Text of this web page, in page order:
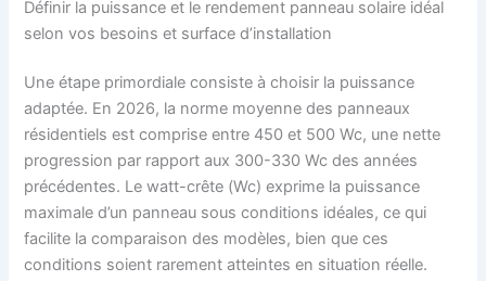
Définir la puissance et le rendement panneau solaire idéal
selon vos besoins et surface d’installation
Une étape primordiale consiste à choisir la puissance
adaptée. En 2026, la norme moyenne des panneaux
résidentiels est comprise entre 450 et 500 Wc, une nette
progression par rapport aux 300-330 Wc des années
précédentes. Le watt-crête (Wc) exprime la puissance
maximale d’un panneau sous conditions idéales, ce qui
facilite la comparaison des modèles, bien que ces
conditions soient rarement atteintes en situation réelle.